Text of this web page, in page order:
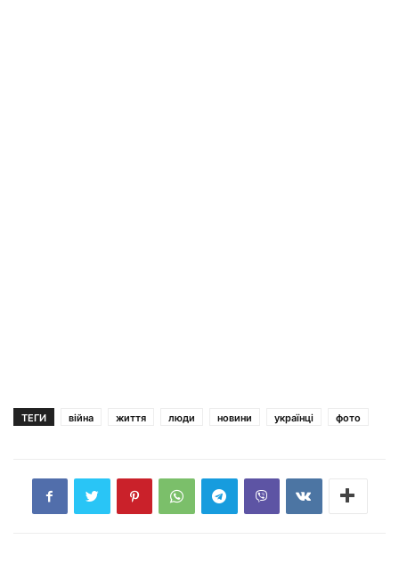
ТЕГИ війна життя люди новини українці фото